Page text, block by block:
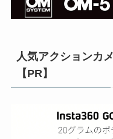
人気アクションカ
【PR】